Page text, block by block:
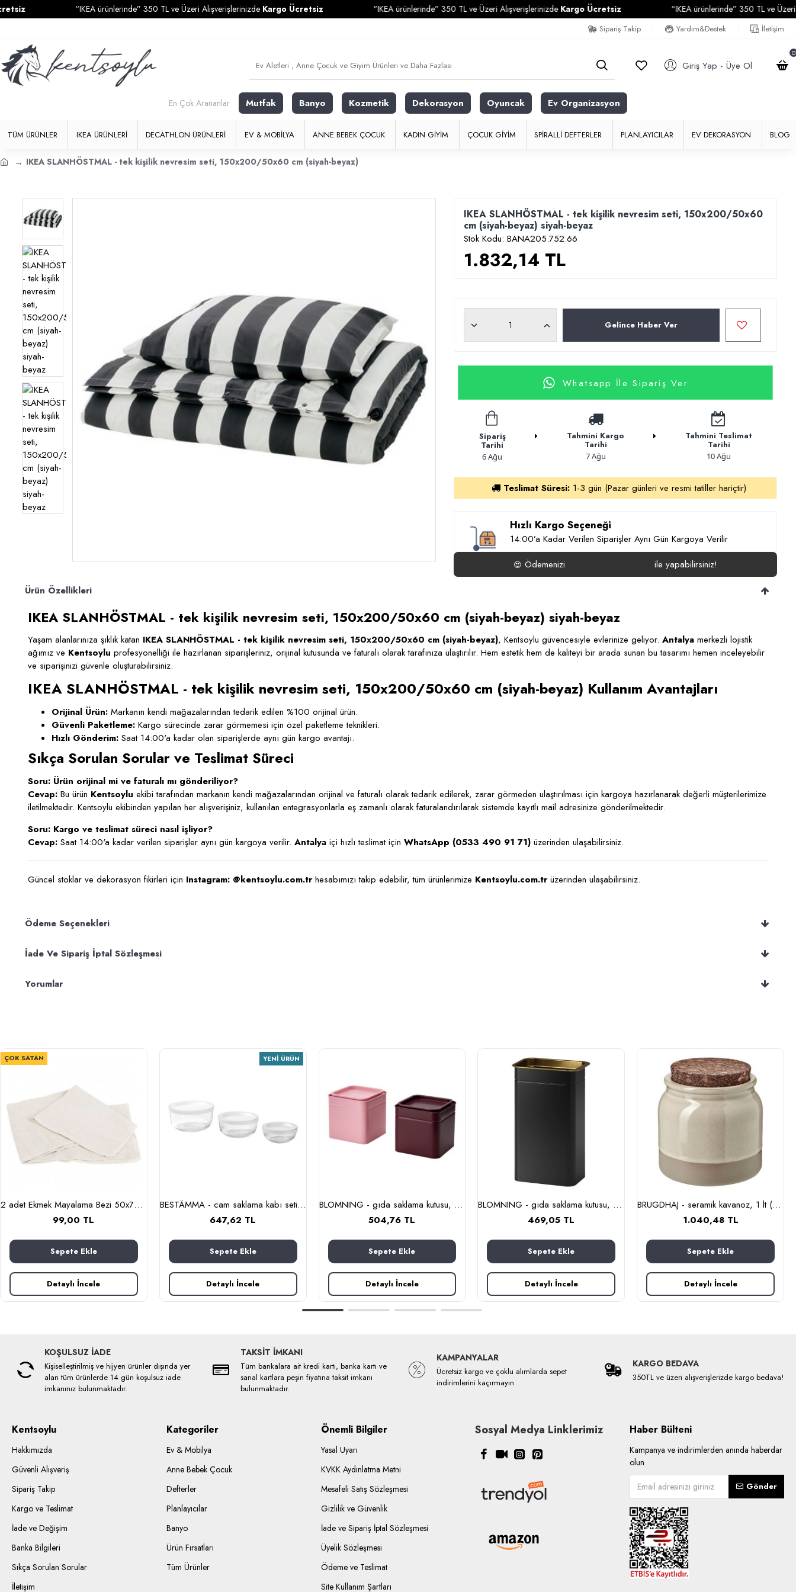
“IKEA ürünlerinde” 350 TL ve Üzeri AlışverişlerinizdeKargo Ücretsiz “IKEA ürünlerinde” 350 TL ve Üzeri AlışverişlerinizdeKargo Ücretsiz “IKEA ürünlerinde” 350 TL ve Üzeri
Sipariş Takip Yardım&Destek İletişim
Giriş Yap - Üye Ol
0
En Çok Arananlar Mutfak Banyo Kozmetik Dekorasyon Oyuncak Ev Organizasyon
TÜM ÜRÜNLER IKEA ÜRÜNLERI DECATHLON ÜRÜNLERI EV & MOBILYA ANNE BEBEK ÇOCUK KADIN GIYIM ÇOCUK GIYIM SPIRALLI DEFTERLER PLANLAYICILAR EV DEKORASYON BLOG
IKEA SLANHÖSTMAL - tek kişilik nevresim seti, 150x200/50x60 cm (siyah-beyaz)
IKEA SLANHÖSTMAL - tek kişilik nevresim seti, 150x200/50x60
cm (siyah-beyaz) siyah-beyaz
Stok Kodu: BANA205.752.66
1.832,14 TL
Gelince Haber Ver
Whatsapp İle Sipariş Ver
Sipariş
Tarihi
6 Ağu
Tahmini Kargo
Tarihi
7 Ağu
Tahmini Teslimat
Tarihi
10 Ağu
Teslimat Süresi: 1-3 gün (Pazar günleri ve resmi tatiller hariçtir)
Hızlı Kargo Seçeneği
14:00’a Kadar Verilen Siparişler Aynı Gün Kargoya Verilir
😍 Ödemenizi
ile yapabilirsiniz!
Ürün Özellikleri
IKEA SLANHÖSTMAL - tek kişilik nevresim seti, 150x200/50x60 cm (siyah-beyaz) siyah-beyaz
Yaşam alanlarınıza şıklık katan IKEA SLANHÖSTMAL - tek kişilik nevresim seti, 150x200/50x60 cm (siyah-beyaz), Kentsoylu güvencesiyle evlerinize geliyor. Antalya merkezli lojistik
ağımız ve Kentsoylu profesyonelliği ile hazırlanan siparişleriniz, orijinal kutusunda ve faturalı olarak tarafınıza ulaştırılır. Hem estetik hem de kaliteyi bir arada sunan bu tasarımı hemen inceleyebilir
ve siparişinizi güvenle oluşturabilirsiniz.
IKEA SLANHÖSTMAL - tek kişilik nevresim seti, 150x200/50x60 cm (siyah-beyaz) Kullanım Avantajları
Orijinal Ürün: Markanın kendi mağazalarından tedarik edilen %100 orijinal ürün.
Güvenli Paketleme: Kargo sürecinde zarar görmemesi için özel paketleme teknikleri.
Hızlı Gönderim: Saat 14:00'a kadar olan siparişlerde aynı gün kargo avantajı.
Sıkça Sorulan Sorular ve Teslimat Süreci
Soru: Ürün orijinal mi ve faturalı mı gönderiliyor?
Cevap: Bu ürün Kentsoylu ekibi tarafından markanın kendi mağazalarından orijinal ve faturalı olarak tedarik edilerek, zarar görmeden ulaştırılması için kargoya hazırlanarak değerli müşterilerimize
iletilmektedir. Kentsoylu ekibinden yapılan her alışverişiniz, kullanılan entegrasyonlarla eş zamanlı olarak faturalandırılarak sistemde kayıtlı mail adresinize gönderilmektedir.
Soru: Kargo ve teslimat süreci nasıl işliyor?
Cevap: Saat 14:00'a kadar verilen siparişler aynı gün kargoya verilir. Antalya içi hızlı teslimat için WhatsApp (0533 490 91 71) üzerinden ulaşabilirsiniz.
Güncel stoklar ve dekorasyon fikirleri için Instagram: @kentsoylu.com.trhesabımızı takip edebilir, tüm ürünlerimize Kentsoylu.com.trüzerinden ulaşabilirsiniz.
Ödeme Seçenekleri
İade Ve Sipariş İptal Sözleşmesi
Yorumlar
ÇOK SATAN
2 adet Ekmek Mayalama Bezi 50x70 cm, %100 Pamuk Amerikan Pasa Bezi
99,00 TL
Sepete Ekle
Detaylı İncele
YENI ÜRÜN
BESTÄMMA - cam saklama kabı seti (cam)
647,62 TL
Sepete Ekle
Detaylı İncele
BLOMNING - gıda saklama kutusu, 10x10x10 cm (kahverengi kırmızı-pembe)
504,76 TL
Sepete Ekle
Detaylı İncele
BLOMNING - gıda saklama kutusu, 11x7x20 cm (siyah)
469,05 TL
Sepete Ekle
Detaylı İncele
BRUGDHAJ - seramik kavanoz, 1 lt (bej)
1.040,48 TL
Sepete Ekle
Detaylı İncele
KOŞULSUZ İADE
Kişiselleştirilmiş ve hijyen ürünler dışında yer
alan tüm ürünlerde 14 gün koşulsuz iade
imkanınız bulunmaktadır.
TAKSİT İMKANI
Tüm bankalara ait kredi kartı, banka kartı ve
sanal kartlara peşin fiyatına taksit imkanı
bulunmaktadır.
KAMPANYALAR
Ücretsiz kargo ve çoklu alımlarda sepet
indirimlerini kaçırmayın
KARGO BEDAVA
350TL ve üzeri alışverişlerizde kargo bedava!
Kentsoylu
Hakkımızda
Güvenli Alışveriş
Sipariş Takip
Kargo ve Teslimat
İade ve Değişim
Banka Bilgileri
Sıkça Sorulan Sorular
İletişim
Kategoriler
Ev & Mobilya
Anne Bebek Çocuk
Defterler
Planlayıcılar
Banyo
Ürün Fırsatları
Tüm Ürünler
Önemli Bilgiler
Yasal Uyarı
KVKK Aydınlatma Metni
Mesafeli Satış Sözleşmesi
Gizlilik ve Güvenlik
İade ve Sipariş İptal Sözleşmesi
Üyelik Sözleşmesi
Ödeme ve Teslimat
Site Kullanım Şartları
Sosyal Medya Linklerimiz Haber Bülteni
Kampanya ve indirimlerden anında haberdar
olun
Gönder